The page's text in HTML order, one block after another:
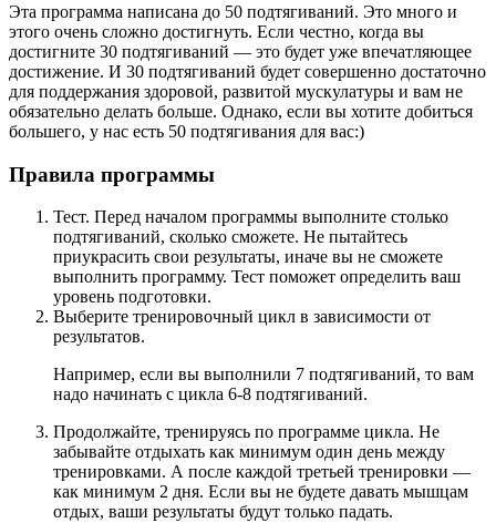
Эта программа написана до 50 подтягиваний. Это много и
этого очень сложно достигнуть. Если честно, когда вы
достигните 30 подтягиваний — это будет уже впечатляющее
достижение. И 30 подтягиваний будет совершенно достаточно
для поддержания здоровой, развитой мускулатуры и вам не
обязательно делать больше. Однако, если вы хотите добиться
большего, у нас есть 50 подтягивания для вас:)
Правила программы
Тест. Перед началом программы выполните столько
подтягиваний, сколько сможете. Не пытайтесь
приукрасить свои результаты, иначе вы не сможете
выполнить программу. Тест поможет определить ваш
уровень подготовки.
Выберите тренировочный цикл в зависимости от
результатов.
Например, если вы выполнили 7 подтягиваний, то вам
надо начинать с цикла 6-8 подтягиваний.
Продолжайте, тренируясь по программе цикла. Не
забывайте отдыхать как минимум один день между
тренировками. А после каждой третьей тренировки —
как минимум 2 дня. Если вы не будете давать мышцам
отдых, ваши результаты будут только падать.